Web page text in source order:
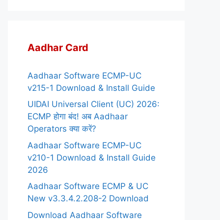
Aadhar Card
Aadhaar Software ECMP-UC
v215-1 Download & Install Guide
UIDAI Universal Client (UC) 2026:
ECMP होगा बंद! अब Aadhaar
Operators क्या करें?
Aadhaar Software ECMP-UC
v210-1 Download & Install Guide
2026
Aadhaar Software ECMP & UC
New v3.3.4.2.208-2 Download
Download Aadhaar Software